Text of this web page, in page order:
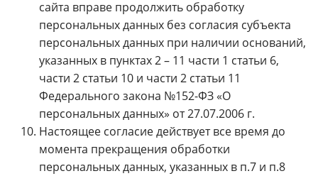
сайта вправе продолжить обработку
персональных данных без согласия субъекта
персональных данных при наличии оснований,
указанных в пунктах 2 – 11 части 1 статьи 6,
части 2 статьи 10 и части 2 статьи 11
Федерального закона №152-ФЗ «О
персональных данных» от 27.07.2006 г.
Настоящее согласие действует все время до
момента прекращения обработки
персональных данных, указанных в п.7 и п.8